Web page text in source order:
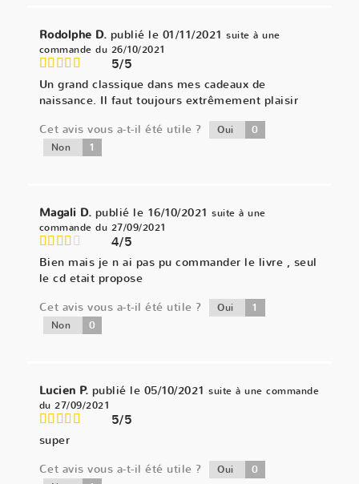
Rodolphe D. publié le 01/11/2021 suite à une
commande du 26/10/2021
5/5
Un grand classique dans mes cadeaux de
naissance. Il faut toujours extrêmement plaisir
Cet avis vous a-t-il été utile ?
Oui 0
Non 1
Magali D. publié le 16/10/2021 suite à une
commande du 27/09/2021
4/5
Bien mais je n ai pas pu commander le livre , seul
le cd etait propose
Cet avis vous a-t-il été utile ?
Oui 1
Non 0
Lucien P. publié le 05/10/2021 suite à une commande
du 27/09/2021
5/5
super
Cet avis vous a-t-il été utile ?
Oui 0